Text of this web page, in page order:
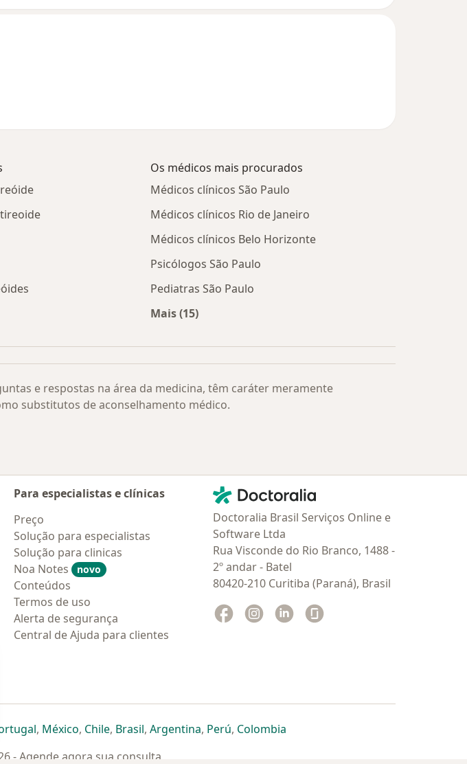
Os médicos mais procurados
Médicos clínicos São Paulo
Médicos clínicos Rio de Janeiro
Médicos clínicos Belo Horizonte
Psicólogos São Paulo
Pediatras São Paulo
Mais (15)
e respostas na área da medicina, têm caráter meramente
substitutos de aconselhamento médico.
Para especialistas e clínicas
Preço
Solução para especialistas
Solução para clinicas
Noa Notes
novo
Conteúdos
Termos de uso
Alerta de segurança
Central de Ajuda para clientes
Contato
Doctoralia - Homepage
Doctoralia Brasil Serviços Online e
Software Ltda
Rua Visconde do Rio Branco, 1488 -
2º andar - Batel
80420-210 Curitiba (Paraná), Brasil
Facebook
abre num novo separador
Instagram
abre num novo separador
Linkedin
abre num novo separador
novo separador
num novo separador
abre num novo separador
, Méxicoabre num novo separador
, Chileabre num novo separador
, Brasilabre num novo separador
, Argentinaabre num novo separador
, Perúabre num novo separador
, Colombiaabre num novo separador
- Agende agora sua consulta